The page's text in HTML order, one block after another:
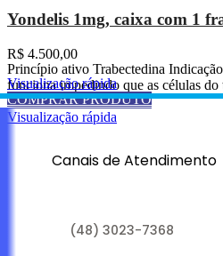
Yondelis 1mg, caixa com 1
R$ 4.500,00
Princípio ativo Trabectedina
funciona impedindo que as células
COMPRAR PRODUTO
Visualização rápida
Visualização rápida
COMPRAR PRODUTO
Canais de Atendimento
(48) 3023-7368